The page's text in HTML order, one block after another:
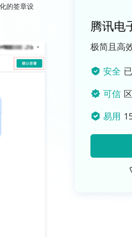
的签章设
腾讯电
极简且高
安全
可信
易用